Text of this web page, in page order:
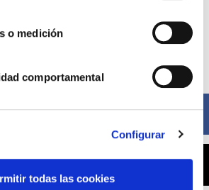
o medición
comportamental
Configurar
todas las cookies
ahora